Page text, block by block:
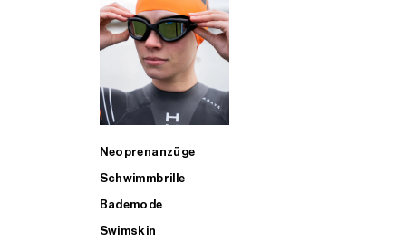
Neoprenanzüge
Schwimmbrille
Bademode
Swimskin